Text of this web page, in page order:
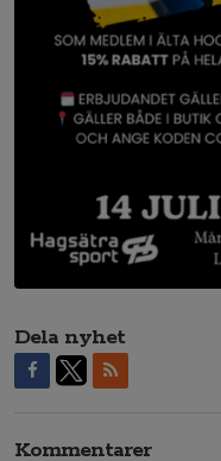
Dela nyhet
Kommentarer